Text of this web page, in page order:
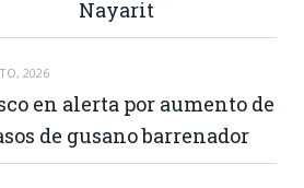
Nayarit
2026
en alerta por aumento de
de gusano barrenador